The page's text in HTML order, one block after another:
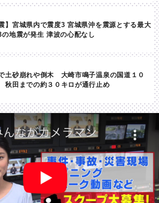
震】宮城県内で震度3 宮城県沖を震源とする最大
の地震が発生 津波の心配なし
土砂崩れや倒木 大崎市鳴子温泉の国道１０
秋田までの約３０キロが通行止め